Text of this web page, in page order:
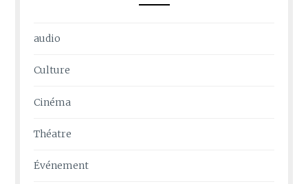
audio
Culture
Cinéma
Théatre
Événement